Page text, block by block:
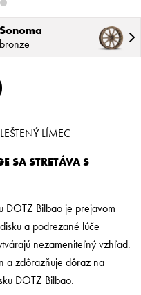
Sonoma
bronze
LÍMEC
SA STRETÁVA S
DOTZ Bilbao je prejavom
a podrezané lúče
nezameniteľný vzhľad.
a zdôrazňuje dôraz na
DOTZ Bilbao.